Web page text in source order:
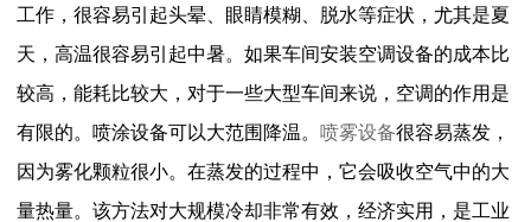
工作，很容易引起头晕、眼睛模糊、脱水等症状，尤其是夏
天，高温很容易引起中暑。如果车间安装空调设备的成本比
较高，能耗比较大，对于一些大型车间来说，空调的作用是
有限的。喷涂设备可以大范围降温。 喷雾设备很容易蒸发，
因为雾化颗粒很小。在蒸发的过程中，它会吸收空气中的大
量热量。该方法对大规模冷却非常有效，经济实用，是工业